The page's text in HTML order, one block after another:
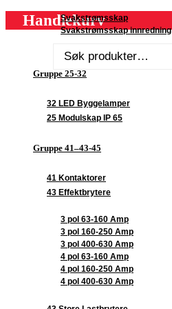
Svakstrømsskap
Svakstrømsskap innredning
Gruppe 25-32
32 LED Byggelamper
25 Modulskap IP 65
Gruppe 41–43-45
41 Kontaktorer
43 Effektbrytere
3 pol 63-160 Amp
3 pol 160-250 Amp
3 pol 400-630 Amp
4 pol 63-160 Amp
4 pol 160-250 Amp
4 pol 400-630 Amp
Handlekurv
etter: